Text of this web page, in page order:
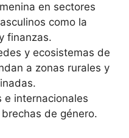
en sectores
como la
finanzas.
y ecosistemas de
a zonas rurales y
e internacionales
de género.